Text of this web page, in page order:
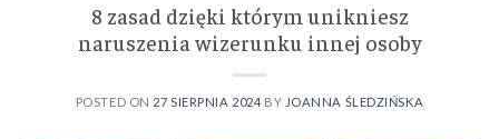
8 zasad dzięki którym unikniesz
naruszenia wizerunku innej osoby
POSTED ON 27 SIERPNIA 2024 BY JOANNA ŚLEDZIŃSKA